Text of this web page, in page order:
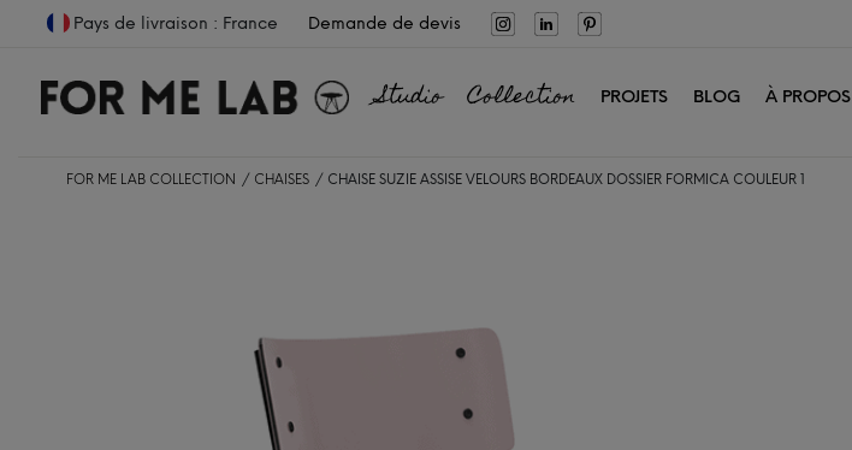
Pays de livraison : France Demande de devis
Studio Collection PROJETS BLOG À PROPOS
FOR ME LAB COLLECTION CHAISES CHAISE SUZIE ASSISE VELOURS BORDEAUX DOSSIER FORMICA COULEUR 1